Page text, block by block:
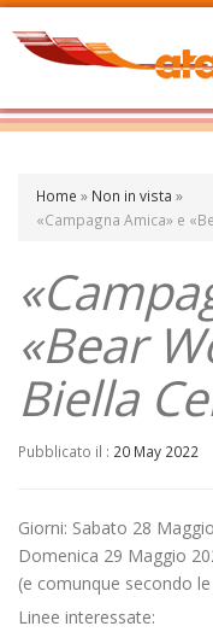
Home » Non in vista »
«Campagna Amica» e
«Bear
Biella
Pubblicato il : 20 May 2022
Giorni: Sabato 28
Domenica 29 Maggio
(e comunque secondo
Linee interessate: